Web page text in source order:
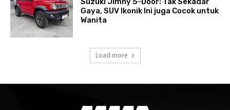
Gaya, SUV Ikonik Ini juga Cocok untuk
Wanita
Load more